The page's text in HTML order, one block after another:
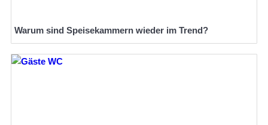
Warum sind Speisekammern wieder im Trend?